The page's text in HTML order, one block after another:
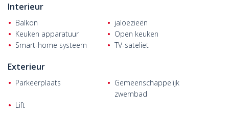
Hetappartement te koop in Antalya
van de bushalte, 1,5 km van het Antalya Stadsziekenhuis, 3,8 km
van het Privéziekenhuis Akdeniz Şifa, 6,7 km van winkelcentrum
Özdilek, 9,8 km van de Akdeniz Universiteit, 10 km van
winkelcentrum MarkAntalya, 10,6 km van Kaleiçi (de oude stad),
11 km van het strand van Konyaaltı en 16,9 km van de
internationale luchthaven van Antalya.
Interieur
Balkon
jaloezieën
Keuken apparatuur
Open keuken
Smart-home systeem
TV-sateliet
Exterieur
Parkeerplaats
Gemeenschappelijk
zwembad
Lift